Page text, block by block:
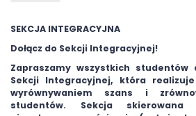
SEKCJA INTEGRACYJNA
Dołącz do Sekcji Integracyjnej!
Zapraszamy wszystkich studentów
Sekcji Integracyjnej, która
wyrównywaniem szans i
studentów. Sekcja